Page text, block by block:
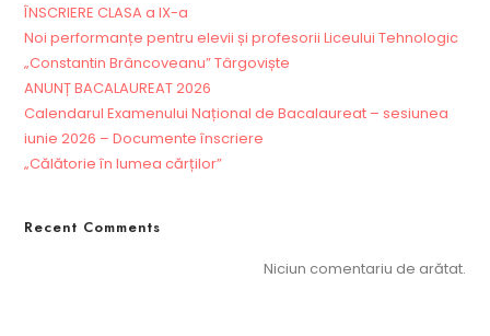
ÎNSCRIERE CLASA a IX-a
Noi performanțe pentru elevii și profesorii Liceului Tehnologic
„Constantin Brâncoveanu” Târgoviște
ANUNȚ BACALAUREAT 2026
Calendarul Examenului Național de Bacalaureat – sesiunea
iunie 2026 – Documente înscriere
„Călătorie în lumea cărților”
Recent Comments
Niciun comentariu de arătat.